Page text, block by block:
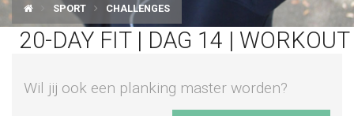
WELL TRAVELED
SPORT CHALLENGES
20-DAY FIT | DAG 14 | WORKOUT
Wil jij ook een planking master worden?